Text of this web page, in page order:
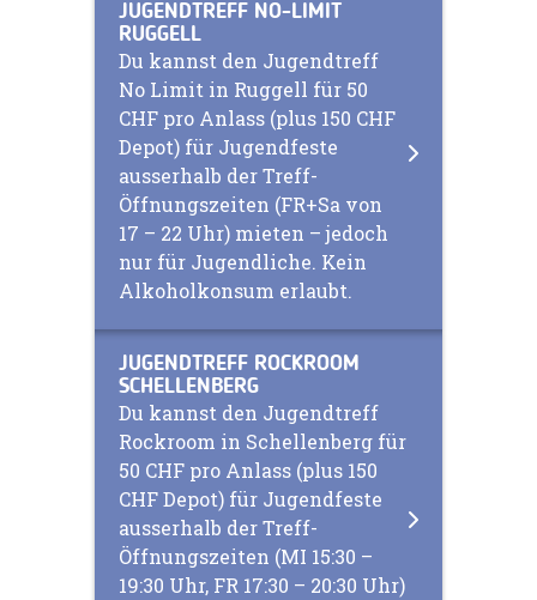
JUGENDTREFF NO-LIMIT
RUGGELL
Du kannst den Jugendtreff
No Limit in Ruggell für 50
CHF pro Anlass (plus 150 CHF
Depot) für Jugendfeste
ausserhalb der Treff-
Öffnungszeiten (FR+Sa von
17 – 22 Uhr) mieten – jedoch
nur für Jugendliche. Kein
Alkoholkonsum erlaubt.
JUGENDTREFF ROCKROOM
SCHELLENBERG
Du kannst den Jugendtreff
Rockroom in Schellenberg für
50 CHF pro Anlass (plus 150
CHF Depot) für Jugendfeste
ausserhalb der Treff-
Öffnungszeiten (MI 15:30 –
19:30 Uhr, FR 17:30 – 20:30 Uhr)